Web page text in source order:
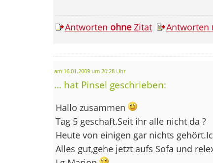
Antworten ohneZitat Antworten
am 16.01.2009 um 20:28 Uhr
... hat Pinsel geschrieben:
Hallo zusammen
Tag 5 geschaft.Seit ihr alle nicht da ?
Heute von einigen gar nichts
Alles gut,gehe jetzt aufs Sofa und